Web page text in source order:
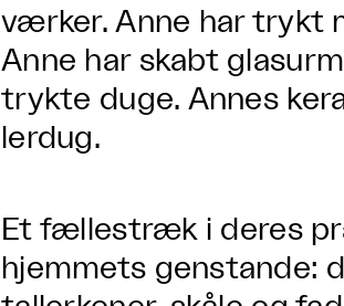
værker. Anne har trykt
Anne har skabt
trykte duge. Annes
lerdug.
Et fællestræk i deres
hjemmets genstande: